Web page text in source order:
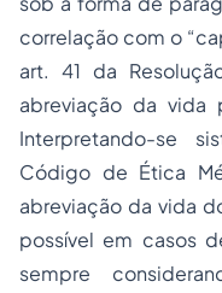
correlação com o
art. 41 da
abreviação da vida
Interpretando-se
Código de Ética
abreviação da vida
possível em casos
sempre